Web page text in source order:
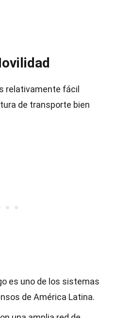
relativamente fácil
de transporte bien
es uno de los sistemas
de América Latina.